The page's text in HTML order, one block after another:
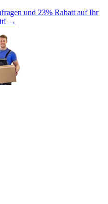
und 23% Rabatt auf Ihr
→